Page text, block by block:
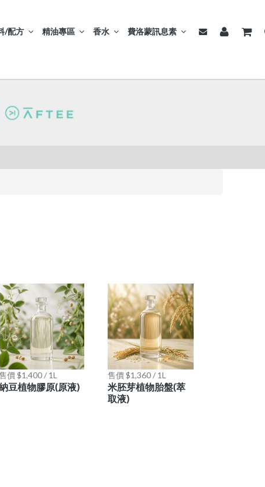
/配方 精油專區 香水 費洛蒙訊息素
價 $1,400 / 1L
豆植物膠原(原液)
售價 $1,360 / 1L
米胚芽植物胎盤(萃
取液)